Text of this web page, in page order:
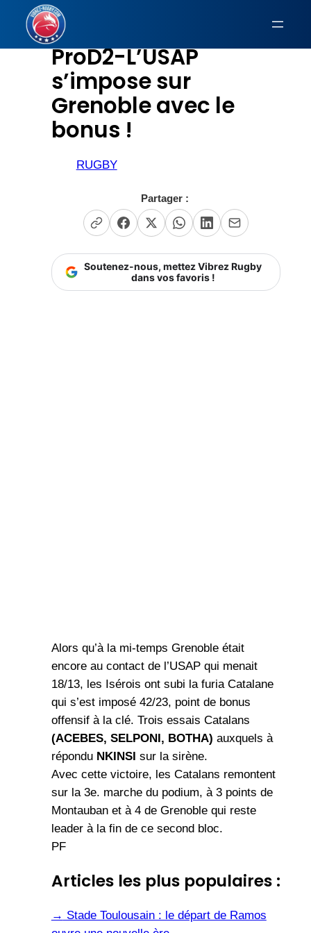
Aller
contenu ProD2-L’USAP
s’impose sur
Grenoble avec le
bonus !
RUGBY
Partager :
Soutenez-nous, mettez Vibrez Rugby
dans vos favoris !
Alors qu’à la mi-temps Grenoble était
encore au contact de l’USAP qui menait
18/13, les Isérois ont subi la furia Catalane
qui s’est imposé 42/23, point de bonus
offensif à la clé. Trois essais Catalans
(ACEBES, SELPONI, BOTHA) auxquels à
répondu NKINSI sur la sirène.
Avec cette victoire, les Catalans remontent
sur la 3e. marche du podium, à 3 points de
Montauban et à 4 de Grenoble qui reste
leader à la fin de ce second bloc.
PF
Articles les plus populaires :
→ Stade Toulousain : le départ de Ramos